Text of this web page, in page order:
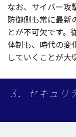
なお、 サイバー攻
防御側も常に最新
とが不可欠です。
体制も、 時代の変
していくことが大
3．セキュリ